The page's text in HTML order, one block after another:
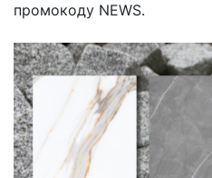
промокоду NEWS.